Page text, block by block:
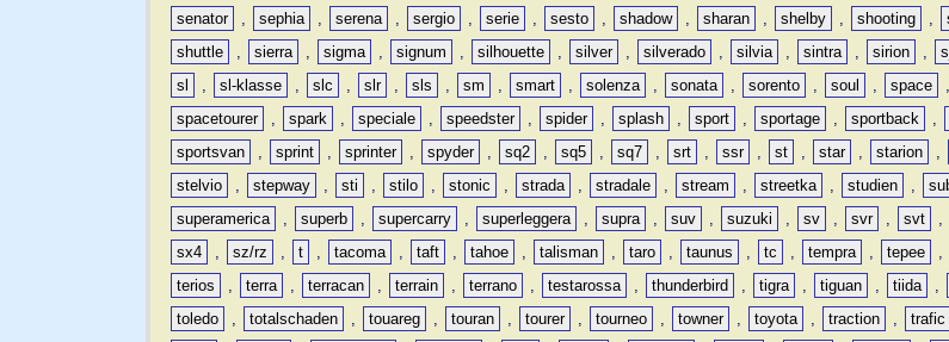
senator
, sephia , serena , sergio , serie , sesto , shadow , sharan , shelby , shooting ,
shuttle
, sierra , sigma , signum , silhouette , silver , silverado , silvia , sintra , sirion ,
sl
, sl-klasse , slc , slr , sls , sm , smart , solenza , sonata , sorento , soul , space ,
spacetourer
, spark , speciale , speedster , spider , splash , sport , sportage , sportback ,
sportsvan
, sprint , sprinter , spyder , sq2 , sq5 , sq7 , srt , ssr , st , star , starion ,
stelvio
, stepway , sti , stilo , stonic , strada , stradale , stream , streetka , studien ,
superamerica
, superb , supercarry , superleggera , supra , suv , suzuki , sv , svr , svt ,
sx4
, sz/rz , t , tacoma , taft , tahoe , talisman , taro , taunus , tc , tempra , tepee ,
terios
, terra , terracan , terrain , terrano , testarossa , thunderbird , tigra , tiguan , tiida ,
toledo
, totalschaden , touareg , touran , tourer , tourneo , towner , toyota , traction , trafic